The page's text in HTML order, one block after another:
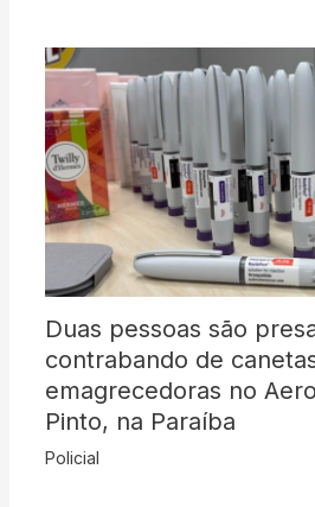
Duas pessoas são
contrabando de
emagrecedoras no
Pinto, na Paraíba
Policial